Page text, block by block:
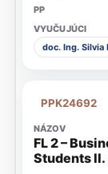
doc. Ing. Silvia
PPK24692
FL 2 –
Students II.